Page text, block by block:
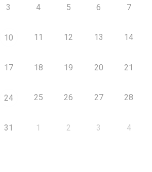
3 4 5 6 7
10 11 12 13 14
17 18 19 20 21
24 25 26 27 28
31 1 2 3 4